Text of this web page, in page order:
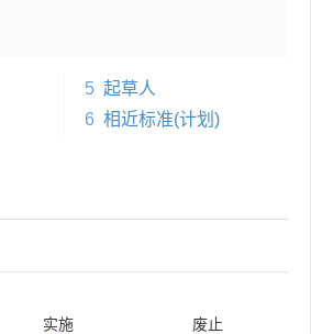
5 起草人
6 相近标准(计划)
实施 废止